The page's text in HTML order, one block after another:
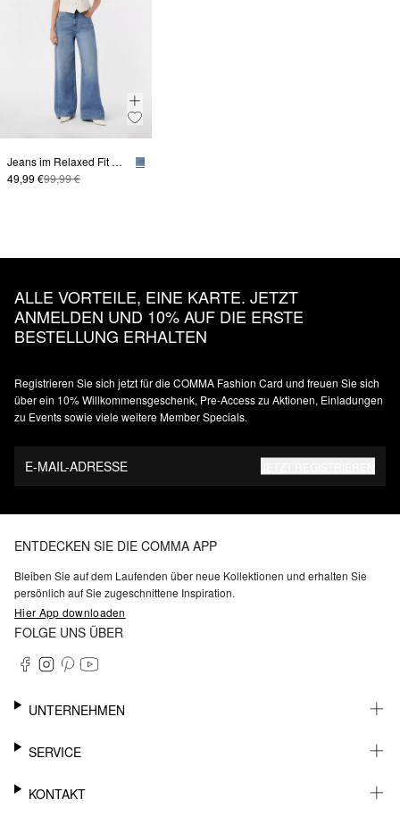
Jeans im Relaxed Fit mit Wide Leg
49,99 €99,99 €
ALLE VORTEILE, EINE KARTE. JETZT
ANMELDEN UND 10% AUF DIE ERSTE
BESTELLUNG ERHALTEN
Registrieren Sie sich jetzt für die COMMA Fashion Card und freuen Sie sich
über ein 10% Willkommensgeschenk, Pre-Access zu Aktionen, Einladungen
zu Events sowie viele weitere Member Specials.
E-MAIL-ADRESSE
ENTDECKEN SIE DIE COMMA APP
Bleiben Sie auf dem Laufenden über neue Kollektionen und erhalten Sie
persönlich auf Sie zugeschnittene Inspiration.
Hier App downloaden
FOLGE UNS ÜBER
UNTERNEHMEN
KARRIERE
BARRIEREFREIHEIT
SERVICE
WHATSAPP
KONTAKT